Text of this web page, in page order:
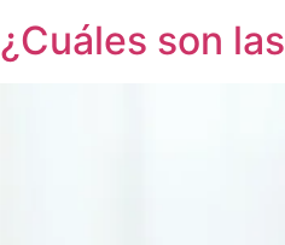
¿Cuáles son